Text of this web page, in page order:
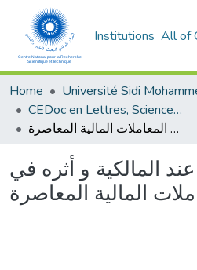
Institutions All of
Home
CEDoc en Lettres, Sciences Humaines, Arts et Sciences de l’Education (CED - LSHASE)
الإخد بالأحوط عند المالكية و أثره في فقخ المعاملات المالية المعاصرة
المالكية و أثره في
المالية المعاصرة